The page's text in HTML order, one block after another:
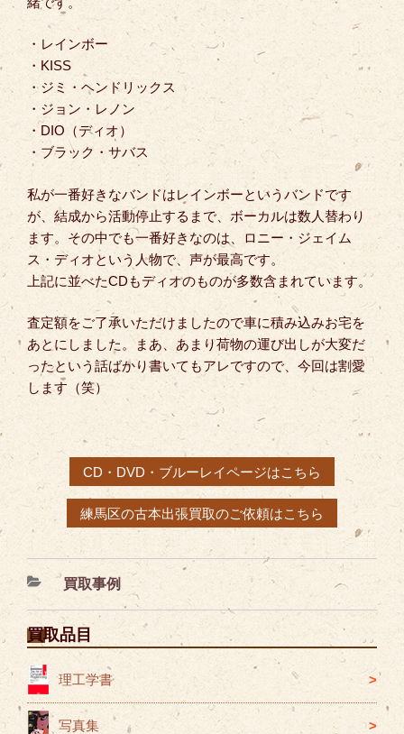
・レインボー
・KISS
・ジミ・ヘンドリックス
・ジョン・レノン
・DIO（ディオ）
・ブラック・サバス
私が一番好きなバンドはレインボーというバンドです
が、結成から活動停止するまで、ボーカルは数人替わり
ます。その中でも一番好きなのは、ロニー・ジェイム
ス・ディオという人物で、声が最高です。
上記に並べたCDもディオのものが多数含まれています。
査定額をご了承いただけましたので車に積み込みお宅を
あとにしました。まあ、あまり荷物の運び出しが大変だ
ったという話ばかり書いてもアレですので、今回は割愛
します（笑）
CD・DVD・ブルーレイページはこちら
練馬区の古本出張買取のご依頼はこちら
カ
テ
ゴ
リ
ー
買取事例
買取品目
理工学書
写真集